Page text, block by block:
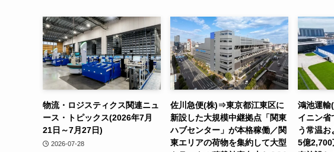
物流・ロジスティクス関連ニュ
ース・トピックス(2026年7月
21日～7月27日)
2026-07-28
佐川急便(株)⇒東京都江東区に
新設した大規模中継拠点「関東
ハブセンター」が本格稼働／関
東エリアの荷物を集約して大型
鴻池運
イニン省
う常温お
5億2,700